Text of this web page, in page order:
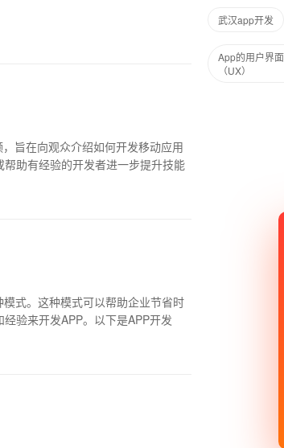
旨在向观众介绍如何开发移动应用
助有经验的开发者进一步提升技能
式。这种模式可以帮助企业节省时
验来开发APP。以下是APP开发
武汉app开发
App的用户界
（UX）